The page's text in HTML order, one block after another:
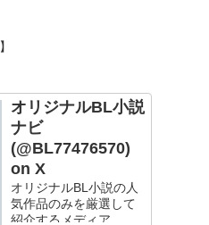
オリジナルBL小説
ナビ
(@BL77476570)
on X
オリジナルBL小説の人
気作品のみを厳選して
紹介するメディア